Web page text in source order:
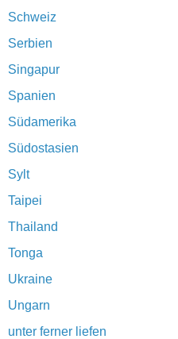
Schweiz
Serbien
Singapur
Spanien
Südamerika
Südostasien
Sylt
Taipei
Thailand
Tonga
Ukraine
Ungarn
unter ferner liefen